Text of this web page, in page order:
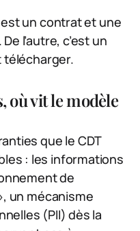
un contrat et une
l’autre, c’est un
télécharger.
où vit le modèle
que le CDT
: les informations
de
un mécanisme
(PII) dès la